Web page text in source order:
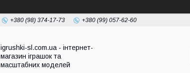
+380 (98) 374-17-73 +380 (99) 057-62-60
igrushki-sl.com.ua - інтернет-
магазин іграшок та
масштабних моделей